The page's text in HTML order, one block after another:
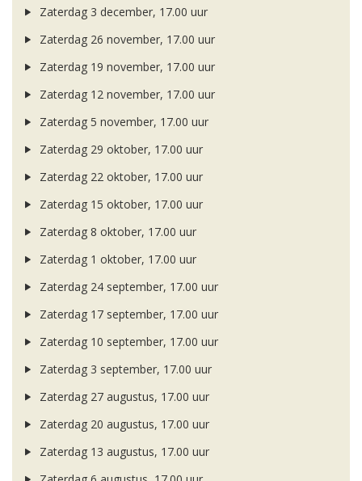
Zaterdag 3 december, 17.00 uur
Zaterdag 26 november, 17.00 uur
Zaterdag 19 november, 17.00 uur
Zaterdag 12 november, 17.00 uur
Zaterdag 5 november, 17.00 uur
Zaterdag 29 oktober, 17.00 uur
Zaterdag 22 oktober, 17.00 uur
Zaterdag 15 oktober, 17.00 uur
Zaterdag 8 oktober, 17.00 uur
Zaterdag 1 oktober, 17.00 uur
Zaterdag 24 september, 17.00 uur
Zaterdag 17 september, 17.00 uur
Zaterdag 10 september, 17.00 uur
Zaterdag 3 september, 17.00 uur
Zaterdag 27 augustus, 17.00 uur
Zaterdag 20 augustus, 17.00 uur
Zaterdag 13 augustus, 17.00 uur